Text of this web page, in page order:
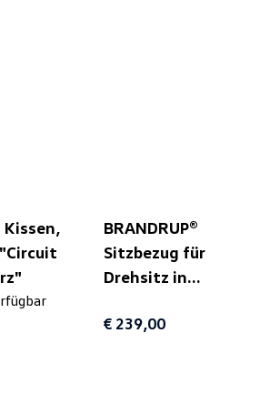
Kissen,
BRANDRUP®
Sitzbezug für
Drehsitz in
T6/T6.1
€ 239,00